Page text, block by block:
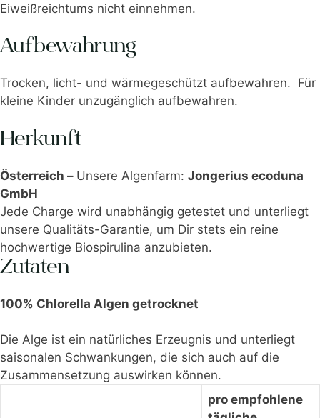
Eiweißreichtums nicht einnehmen.
Aufbewahrung
Trocken, licht- und wärmegeschützt aufbewahren. Für
kleine Kinder unzugänglich aufbewahren.
Herkunft
Österreich – Unsere Algenfarm: Jongerius ecoduna
GmbH
Jede Charge wird unabhängig getestet und unterliegt
unsere Qualitäts-Garantie, um Dir stets ein reine
hochwertige Biospirulina anzubieten.
Zutaten
100% Chlorella Algen getrocknet
Die Alge ist ein natürliches Erzeugnis und unterliegt
saisonalen Schwankungen, die sich auch auf die
Zusammensetzung auswirken können.
pro empfohlene